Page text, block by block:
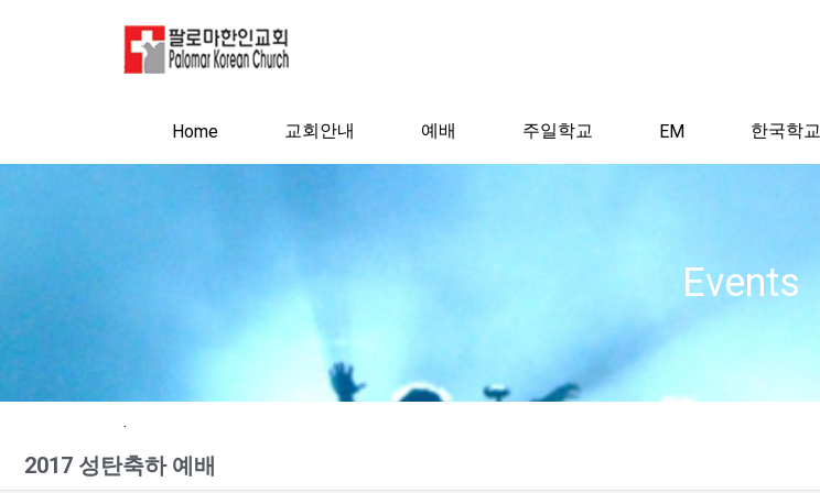
Home 교회안내 예배 주일학교 EM 한국학교
Events
.
2017 성탄축하 예배